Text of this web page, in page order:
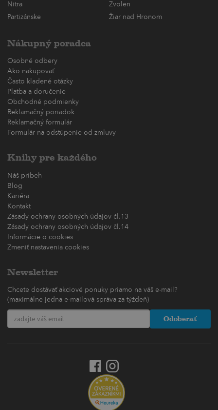
Nitra
Zvolen
Partizánske
Žiar nad Hronom
Nákupný poradca
Osobné odbery
Ako nakupovať
Často kladené otázky
Platba a doručenie
Obchodné podmienky
Reklamačný poriadok
Reklamačný formulár
Formulár na odstúpenie od zmluvy
Knihy pre každého
Náš príbeh
Blog
Kariéra
Kontakt
Zásady ochrany osobných údajov čl.13
Zásady ochrany osobných údajov čl.14
Informácie o cookies
Zmeniť nastavenia cookies
Newsletter
Chcete dostávať akciové ponuky priamo na váš e-mail?
(maximálne jedna e-mailová správa za týždeň)
Odoberať